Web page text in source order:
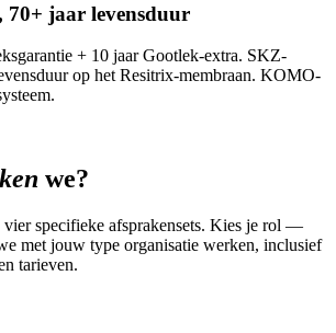
70+ jaar levensduur
+ 10 jaar Gootlek-extra. SKZ-
op het Resitrix-membraan. KOMO-
we?
vier specifieke afsprakensets. Kies je rol —
met jouw type organisatie werken, inclusief
tarieven.